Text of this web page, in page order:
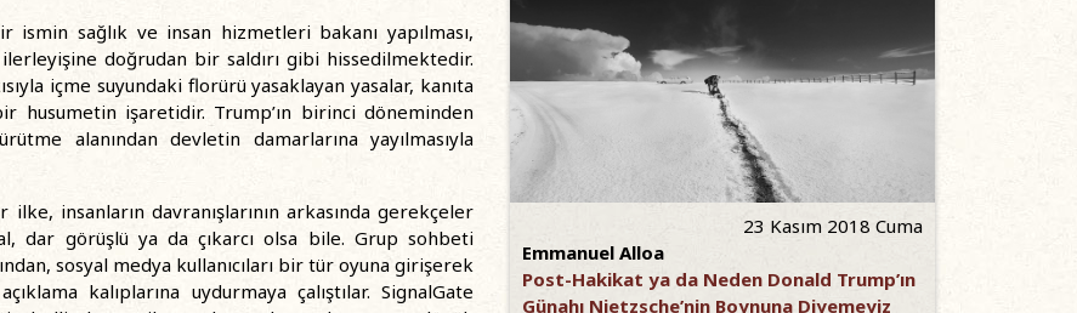
ismin sağlık ve insan hizmetleri bakanı yapılması,
doğrudan bir saldırı gibi hissedilmektedir.
içme suyundaki florürü yasaklayan yasalar, kanıta
husumetin işaretidir. Trump’ın birinci döneminden
alanından devletin damarlarına yayılmasıyla
insanların davranışlarının arkasında gerekçeler
dar görüşlü ya da çıkarcı olsa bile. Grup sohbeti
sosyal medya kullanıcıları bir tür oyuna girişerek
kalıplarına uydurmaya çalıştılar. SignalGate
23 Kasım 2018 Cuma
Emmanuel Alloa
Post-Hakikat ya da Neden Donald Trump’ın
Günahı Nietzsche’nin Boynuna Diyemeyiz